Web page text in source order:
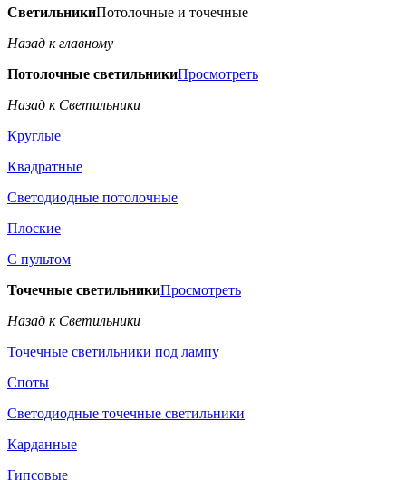
СветильникиПотолочные и точечные
Назад к главному
Потолочные светильникиПросмотреть
Назад к Светильники
Круглые
Квадратные
Светодиодные потолочные
Плоские
С пультом
Точечные светильникиПросмотреть
Назад к Светильники
Точечные светильники под лампу
Споты
Светодиодные точечные светильники
Карданные
Гипсовые